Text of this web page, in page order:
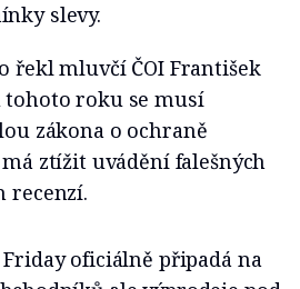
slevy.
řekl mluvčí ČOI František
tohoto roku se musí
zákona o ochraně
ztížit uvádění falešných
recenzí.
Friday oficiálně připadá na